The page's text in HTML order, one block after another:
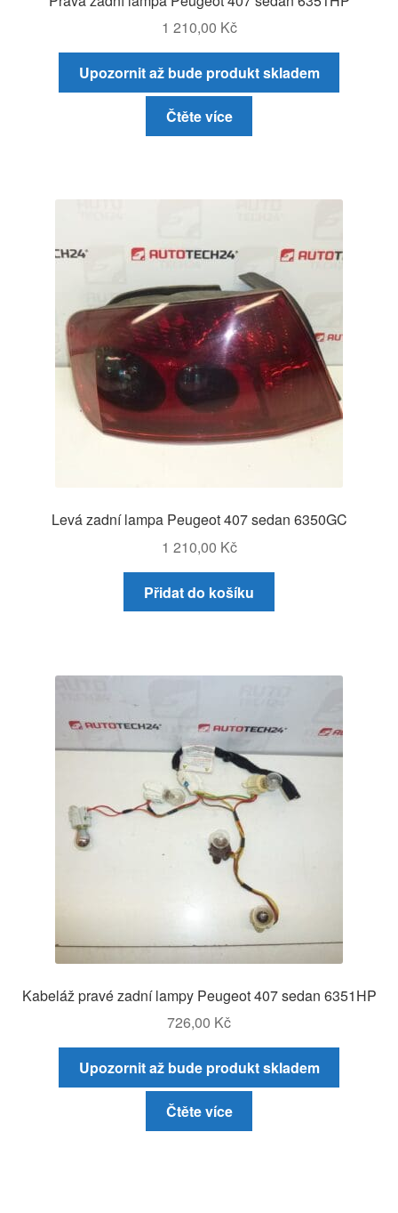
1 210,00 Kč
Upozornit až bude produkt skladem
Čtěte více
Levá zadní lampa Peugeot 407 sedan 6350GC
1 210,00 Kč
Přidat do košíku
Kabeláž pravé zadní lampy Peugeot 407 sedan 6351HP
726,00 Kč
Upozornit až bude produkt skladem
Čtěte více